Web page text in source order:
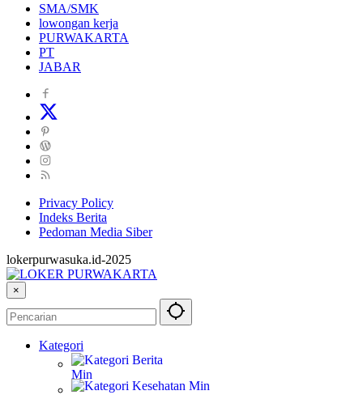
SMA/SMK
lowongan kerja
PURWAKARTA
PT
JABAR
Privacy Policy
Indeks Berita
Pedoman Media Siber
lokerpurwasuka.id-2025
×
Kategori